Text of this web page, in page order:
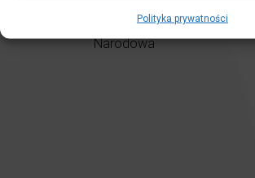
Polityka prywatności
Antoni Wit,Filharmonia
Narodowa